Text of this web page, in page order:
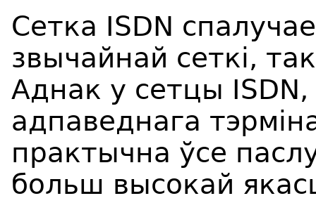
Сетка ISDN
звычайнай сеткі,
Аднак у сетцы
адпаведнага
практычна ўсе
больш высокай